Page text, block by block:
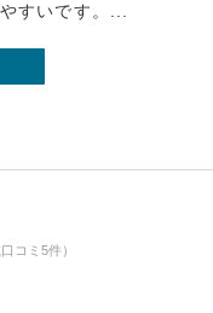
すいです。...
コミ5件）